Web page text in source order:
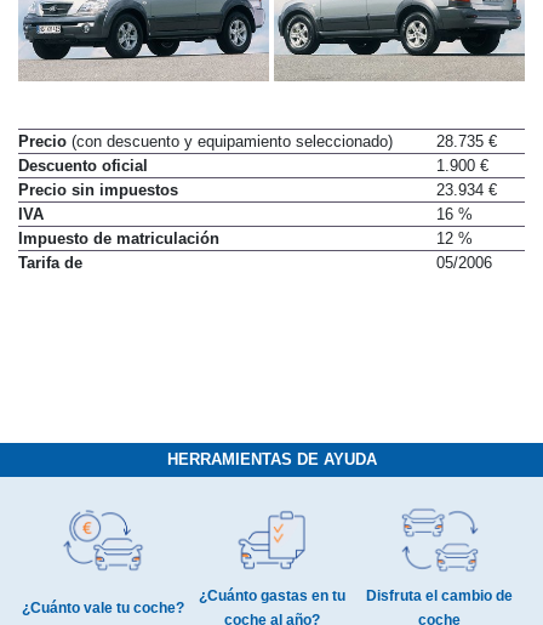
Precio (con descuento y equipamiento seleccionado)
28.735 €
Descuento oficial
1.900 €
Precio sin impuestos
23.934 €
IVA
16 %
Impuesto de matriculación
12 %
Tarifa de
05/2006
HERRAMIENTAS DE AYUDA
¿Cuánto vale tu coche?
¿Cuánto gastas en tu
coche al año?
Disfruta el cambio de
coche